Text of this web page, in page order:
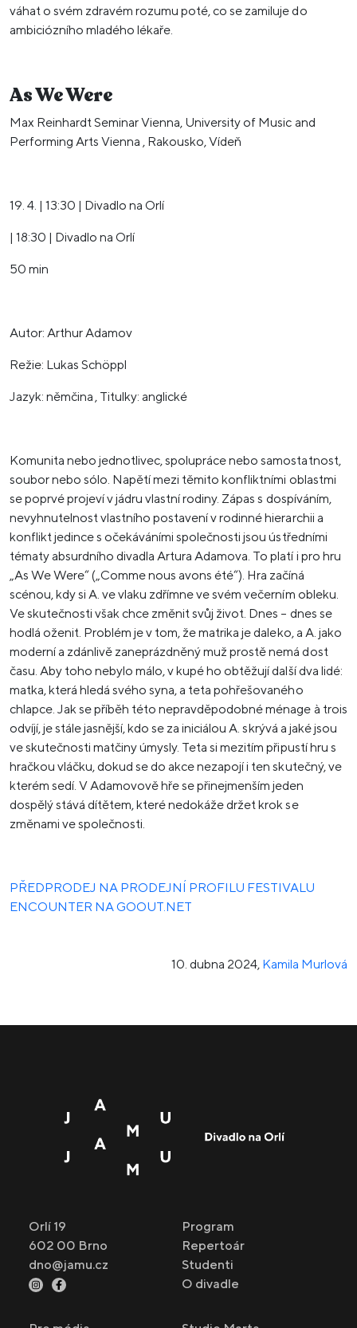
váhat o svém zdravém rozumu poté, co se zamiluje do
ambiciózního mladého lékaře.
As We Were
Max Reinhardt Seminar Vienna, University of Music and
Performing Arts Vienna , Rakousko, Vídeň
19. 4. | 13:30 | Divadlo na Orlí
| 18:30 | Divadlo na Orlí
50 min
Autor: Arthur Adamov
Režie: Lukas Schöppl
Jazyk: němčina , Titulky: anglické
Komunita nebo jednotlivec, spolupráce nebo samostatnost,
soubor nebo sólo. Napětí mezi těmito konfliktními oblastmi
se poprvé projeví v jádru vlastní rodiny. Zápas s dospíváním,
nevyhnutelnost vlastního postavení v rodinné hierarchii a
konflikt jedince s očekáváními společnosti jsou ústředními
tématy absurdního divadla Artura Adamova. To platí i pro hru
„As We Were“ („Comme nous avons été“). Hra začíná
scénou, kdy si A. ve vlaku zdřímne ve svém večerním obleku.
Ve skutečnosti však chce změnit svůj život. Dnes – dnes se
hodlá oženit. Problém je v tom, že matrika je daleko, a A. jako
moderní a zdánlivě zaneprázdněný muž prostě nemá dost
času. Aby toho nebylo málo, v kupé ho obtěžují další dva lidé:
matka, která hledá svého syna, a teta pohřešovaného
chlapce. Jak se příběh této nepravděpodobné ménage à trois
odvíjí, je stále jasnější, kdo se za iniciálou A. skrývá a jaké jsou
ve skutečnosti matčiny úmysly. Teta si mezitím připustí hru s
hračkou vláčku, dokud se do akce nezapojí i ten skutečný, ve
kterém sedí. V Adamovově hře se přinejmenším jeden
dospělý stává dítětem, které nedokáže držet krok se
změnami ve společnosti.
PŘEDPRODEJ NA PRODEJNÍ PROFILU FESTIVALU
ENCOUNTER NA GOOUT.NET
10. dubna 2024, Kamila Murlová
Orlí 19
602 00 Brno
dno@jamu.cz
Program
Repertoár
Studenti
O divadle